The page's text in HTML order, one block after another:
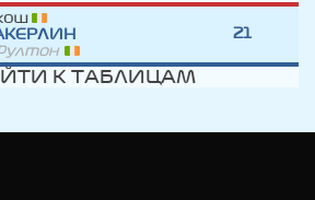
21
К ТАБЛИЦАМ